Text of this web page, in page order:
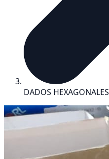
DADOS HEXAGONALES